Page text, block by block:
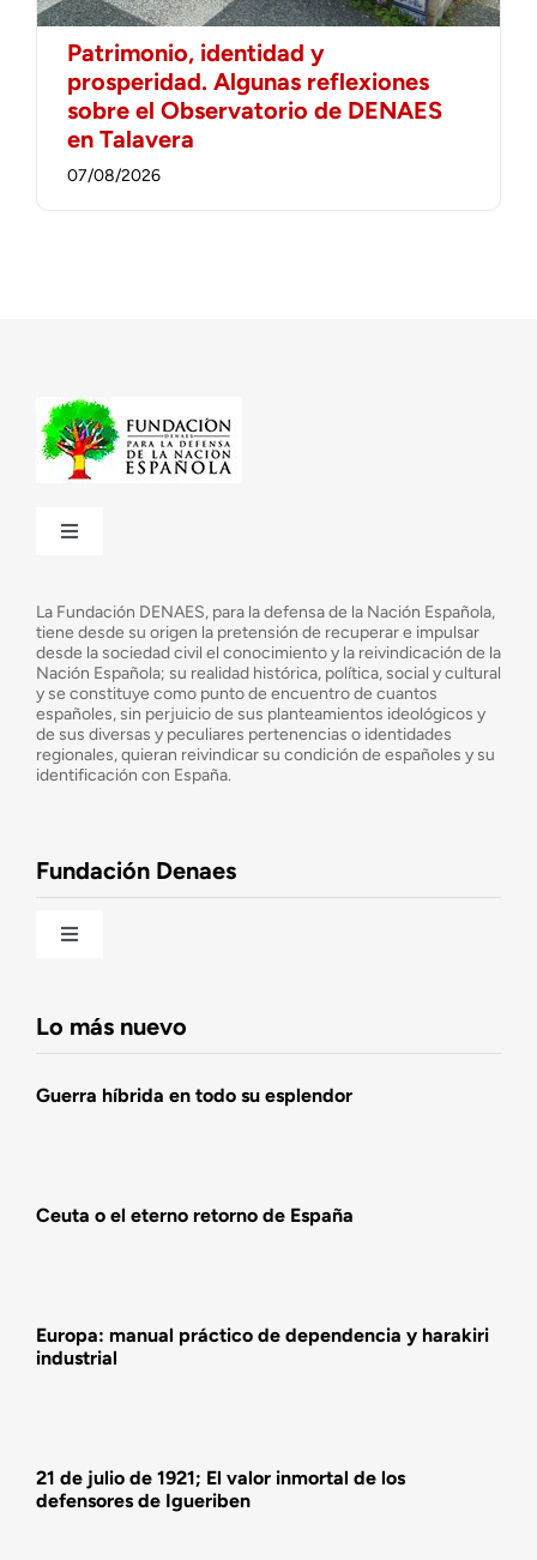
Patrimonio, identidad y
prosperidad. Algunas reflexiones
sobre el Observatorio de DENAES
en Talavera
07/08/2026
Toggle
¿Cuáles son nuestros objetivos?
Consejo Asesor
La Fundación DENAES, para la defensa de la Nación Española,
tiene desde su origen la pretensión de recuperar e impulsar
desde la sociedad civil el conocimiento y la reivindicación de la
Nación Española; su realidad histórica, política, social y cultural
y se constituye como punto de encuentro de cuantos
españoles, sin perjuicio de sus planteamientos ideológicos y
de sus diversas y peculiares pertenencias o identidades
regionales, quieran reivindicar su condición de españoles y su
identificación con España.
Fundación Denaes
Toggle
Lo más nuevo
Guerra híbrida en todo su esplendor
Ceuta o el eterno retorno de España
Europa: manual práctico de dependencia y harakiri
industrial
21 de julio de 1921; El valor inmortal de los
defensores de Igueriben